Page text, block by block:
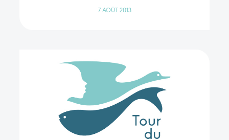
7 AOÛT 2013